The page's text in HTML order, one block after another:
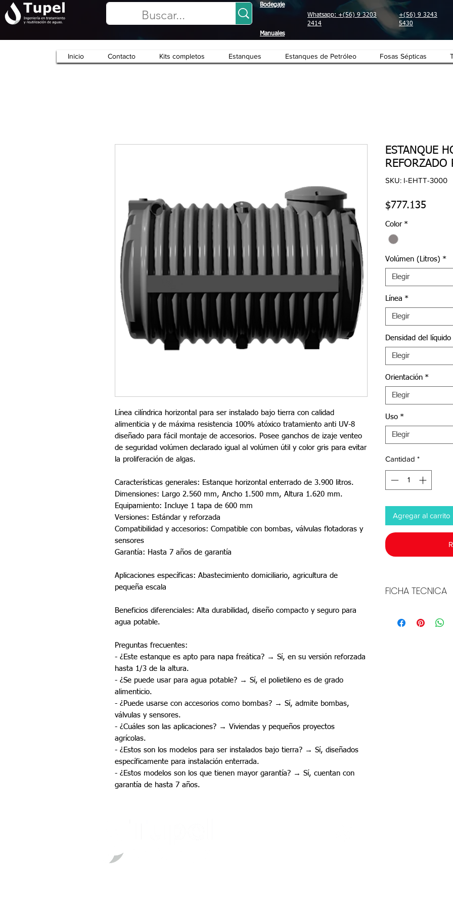
Bodegaje
Whatsapp: +(56) 9 3203
2414
+(56) 9 3243
5430
Manuales
Inicio Contacto Kits completos Estanques Estanques de Petróleo Fosas Sépticas
Línea cilíndrica horizontal para ser instalado bajo tierra con calidad
alimenticia y de máxima resistencia 100% atóxico tratamiento anti UV-8
diseñado para fácil montaje de accesorios. Posee ganchos de izaje venteo
de seguridad volúmen declarado igual al volúmen útil y color gris para evitar
la proliferación de algas.
Características generales: Estanque horizontal enterrado de 3.900 litros.
Dimensiones: Largo 2.560 mm, Ancho 1.500 mm, Altura 1.620 mm.
Equipamiento: Incluye 1 tapa de 600 mm
Versiones: Estándar y reforzada
Compatibilidad y accesorios: Compatible con bombas, válvulas flotadoras y
sensores
Garantía: Hasta 7 años de garantía
Aplicaciones específicas: Abastecimiento domiciliario, agricultura de
pequeña escala
Beneficios diferenciales: Alta durabilidad, diseño compacto y seguro para
agua potable.
Preguntas frecuentes:
- ¿Este estanque es apto para napa freática? → Sí, en su versión reforzada
hasta 1/3 de la altura.
- ¿Se puede usar para agua potable? → Sí, el polietileno es de grado
alimenticio.
- ¿Puede usarse con accesorios como bombas? → Sí, admite bombas,
válvulas y sensores.
- ¿Cuáles son las aplicaciones? → Viviendas y pequeños proyectos
agrícolas.
- ¿Estos son los modelos para ser instalados bajo tierra? → Sí, diseñados
específicamente para instalación enterrada.
- ¿Estos modelos son los que tienen mayor garantía? → Sí, cuentan con
garantía de hasta 7 años.
ESTANQUE
SKU: I-EHTT-3000
$777.135
Color *
Volúmen (Litros) *
Elegir
Línea *
Elegir
Densidad del líquido
Elegir
Orientación *
Elegir
Uso *
Elegir
Cantidad *
Agregar al carrito
FICHA TECNICA